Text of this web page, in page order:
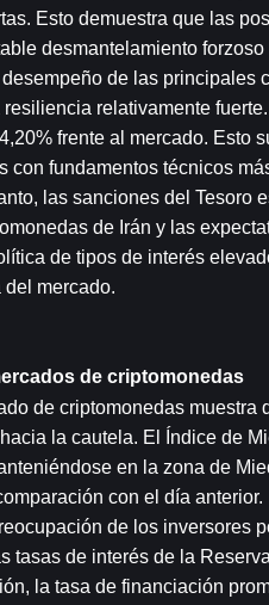
Esto demuestra que las
desmantelamiento
de las principales
relativamente
frente al mercado. Esto
con fundamentos técnicos
las sanciones del Tesoro
de Irán y las
de tipos de interés
mercado.
de criptomonedas
de criptomonedas muestra
la cautela. El Índice de
en la zona de
con el día
de los inversores
tasas de interés de la
la tasa de financiación